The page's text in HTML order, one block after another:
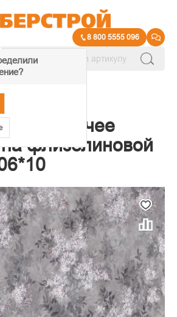
8 800 5555 096
Горячее
флизелиновой